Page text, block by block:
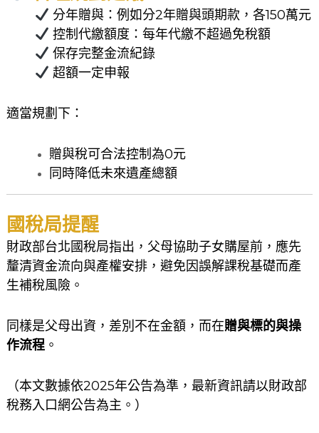
分年贈與：例如分2年贈與頭期款，各150萬元
控制代繳額度：每年代繳不超過免稅額
保存完整金流紀錄
超額一定申報
適當規劃下：
贈與稅可合法控制為0元
同時降低未來遺產總額
國稅局提醒
財政部台北國稅局指出，父母協助子女購屋前，應先
釐清資金流向與產權安排，避免因誤解課稅基礎而產
生補稅風險。
同樣是父母出資，差別不在金額，而在贈與標的與操
作流程。
（本文數據依2025年公告為準，最新資訊請以財政部
稅務入口網公告為主。）